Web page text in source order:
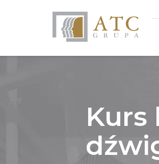
Kurs